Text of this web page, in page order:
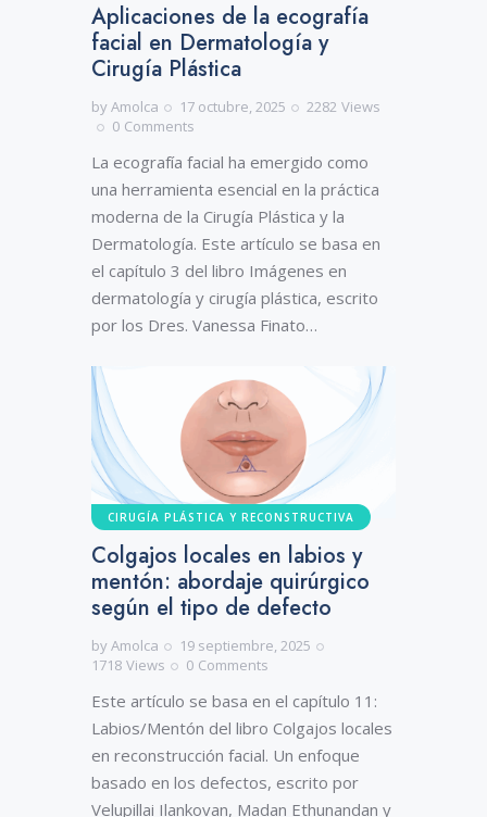
Aplicaciones de la ecografía
facial en Dermatología y
Cirugía Plástica
byAmolca 17 octubre, 2025 2282 Views
0 Comments
La ecografía facial ha emergido como
una herramienta esencial en la práctica
moderna de la Cirugía Plástica y la
Dermatología. Este artículo se basa en
el capítulo 3 del libro Imágenes en
dermatología y cirugía plástica, escrito
por los Dres. Vanessa Finato…
CIRUGÍA PLÁSTICA Y RECONSTRUCTIVA
Colgajos locales en labios y
mentón: abordaje quirúrgico
según el tipo de defecto
byAmolca
19 septiembre, 2025
1718 Views 0 Comments
Este artículo se basa en el capítulo 11:
Labios/Mentón del libro Colgajos locales
en reconstrucción facial. Un enfoque
basado en los defectos, escrito por
Velupillai Ilankovan, Madan Ethunandan y